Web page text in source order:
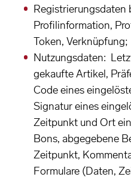
Registrierungsdaten
Profilinformation,
Token, Verknüpfung;
Nutzungsdaten:
gekaufte Artikel,
Code eines
Signatur eines
Zeitpunkt und Ort
Bons, abgegebene
Zeitpunkt,
Formulare (Daten,